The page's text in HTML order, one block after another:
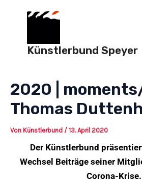
Künstlerbund Speyer
2020 |
Thomas
Von Künstlerbund / 13. April 2020
Der Künstlerbund
Wechsel Beiträge seiner
Corona-Krise.
navigation